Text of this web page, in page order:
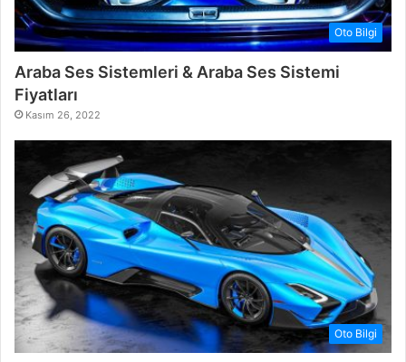
Oto Bilgi
Araba Ses Sistemleri & Araba Ses Sistemi
Fiyatları
Kasım 26, 2022
Oto Bilgi